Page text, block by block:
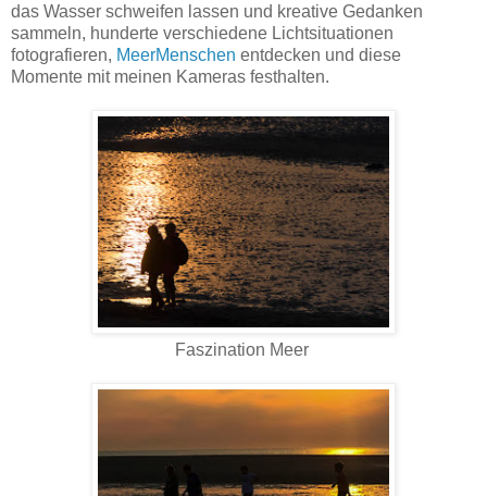
das Wasser schweifen lassen und kreative Gedanken
sammeln, hunderte verschiedene Lichtsituationen
fotografieren, MeerMenschen entdecken und diese
Momente mit meinen Kameras festhalten.
Faszination Meer